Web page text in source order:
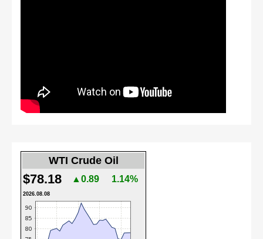
WTI Crude Oil
$78.18 ▲0.89 1.14%
2026.08.08